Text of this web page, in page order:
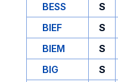
BESS
S
BIEF
S
BIEM
S
BIG
S